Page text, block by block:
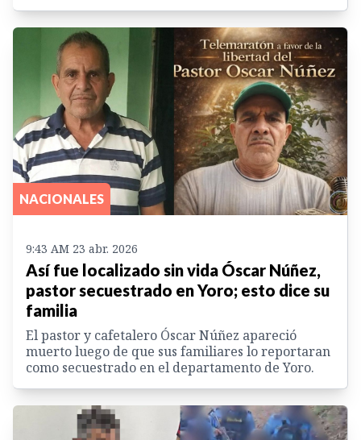
NACIONALES
9:43 AM 23 abr. 2026
Así fue localizado sin vida Óscar Núñez,
pastor secuestrado en Yoro; esto dice su
familia
El pastor y cafetalero Óscar Núñez apareció
muerto luego de que sus familiares lo reportaran
como secuestrado en el departamento de Yoro.